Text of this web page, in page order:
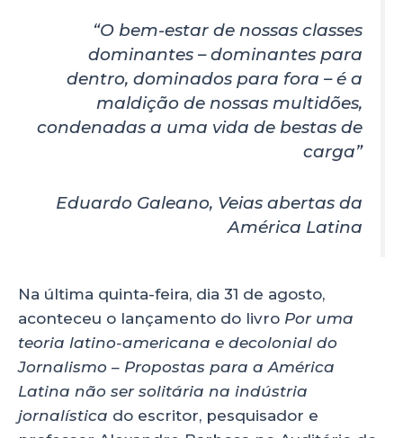
A
p
e
b
o
o
e
dI
n
re
“O bem-estar de nossas classes
dominantes – dominantes para
dentro, dominados para fora – é a
maldição de nossas multidões,
condenadas a uma vida de bestas de
carga”
Eduardo Galeano, Veias abertas da
América Latina
Na última quinta-feira, dia 31 de agosto,
aconteceu o lançamento do livro Por uma
teoria latino-americana e decolonial do
Jornalismo – Propostas para a América
Latina não ser solitária na indústria
jornalística do escritor, pesquisador e